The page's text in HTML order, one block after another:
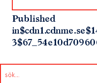
Published
in